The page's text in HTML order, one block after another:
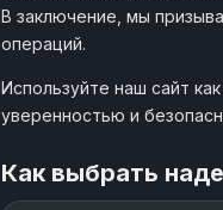
В заключение, мы
операций.
Используйте наш сайт
уверенностью и
Как выбрать